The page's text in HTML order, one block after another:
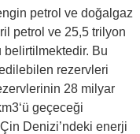
petrol ve doğalgaz
petrol ve 25,5 trilyon
Bu
rezervleri
28 milyar
geçeceği
Denizi’ndeki enerji